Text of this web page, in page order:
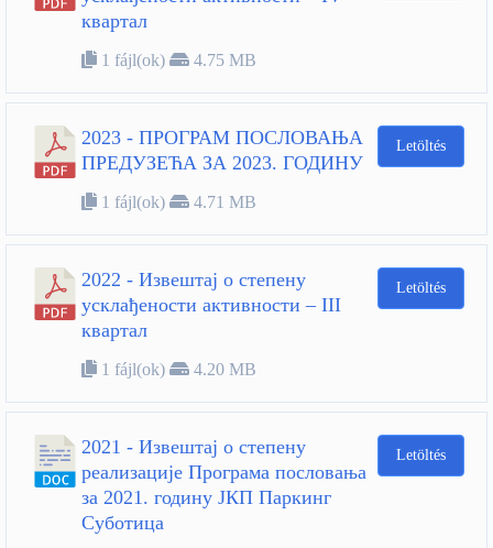
квартал
1 fájl(ok) 4.75 MB
2023 - ПРОГРАМ ПОСЛОВАЊА
ПРЕДУЗЕЋА ЗА 2023. ГОДИНУ
1 fájl(ok) 4.71 MB
Letöltés
2022 - Извештај о степену
усклађености активности – III
квартал
1 fájl(ok) 4.20 MB
Letöltés
2021 - Извештај о степену
реализације Програма пословања
за 2021. годину ЈКП Паркинг
Суботица
Letöltés